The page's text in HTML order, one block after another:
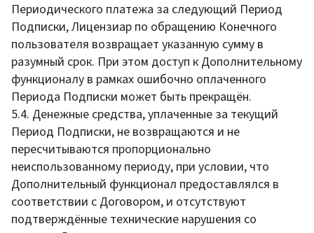
Периодического платежа за следующий Период
Подписки, Лицензиар по обращению Конечного
пользователя возвращает указанную сумму в
разумный срок. При этом доступ к Дополнительному
функционалу в рамках ошибочно оплаченного
Периода Подписки может быть прекращён.
5.4. Денежные средства, уплаченные за текущий
Период Подписки, не возвращаются и не
пересчитываются пропорционально
неиспользованному периоду, при условии, что
Дополнительный функционал предоставлялся в
соответствии с Договором, и отсутствуют
подтверждённые технические нарушения со